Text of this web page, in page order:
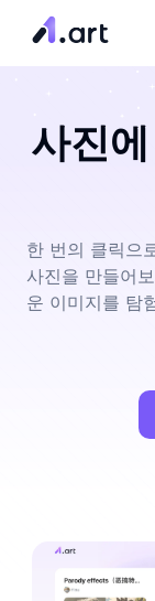
사진
한 번의 클릭으
사진을 만들어
운 이미지를 탐